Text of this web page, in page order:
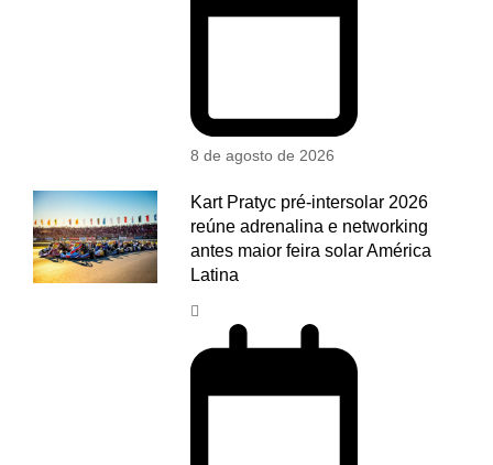
8 de agosto de 2026
Kart Pratyc pré-intersolar 2026
reúne adrenalina e networking
antes maior feira solar América
Latina